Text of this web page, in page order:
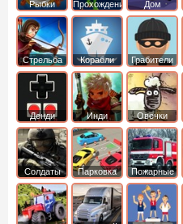
Рыбки Прохождение Дом
Cтрельба
из лука
Корабли Грабители
Денди Инди
Овечки
идут домой
Солдаты
Парковка
машин
Пожарные
машины